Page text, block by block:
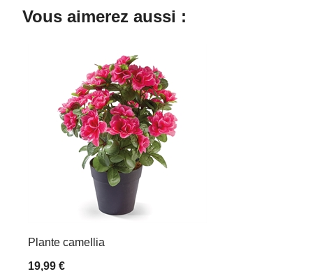
Vous aimerez aussi :
Plante camellia
19,99 €